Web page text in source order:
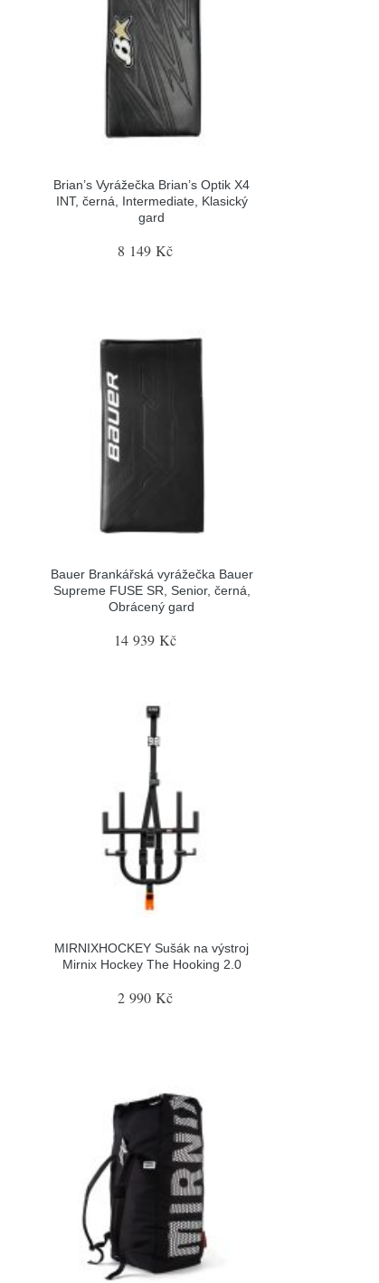
Brian’s Vyrážečka Brian’s Optik X4
INT, černá, Intermediate, Klasický
gard
8 149 Kč
Bauer Brankářská vyrážečka Bauer
Supreme FUSE SR, Senior, černá,
Obrácený gard
14 939 Kč
MIRNIXHOCKEY Sušák na výstroj
Mirnix Hockey The Hooking 2.0
2 990 Kč